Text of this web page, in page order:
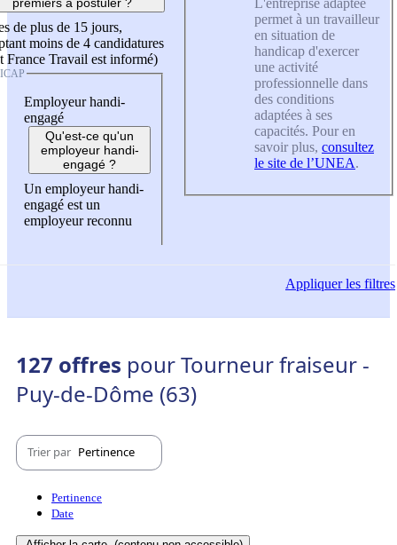
de plus de 15 jours,
moins de 4 candidatures
France Travail est informé)
Employeur handi-
engagé
Qu'est-ce qu'un
employeur handi-
engagé ?
Un employeur handi-
engagé est un
employeur reconnu
permet à un travailleur
en situation de
handicap d'exercer
une activité
professionnelle dans
des conditions
adaptées à ses
capacités. Pour en
savoir plus, consultez
le site de l’UNEA.
Appliquerles filtres
127 offres pour Tourneur fraiseur -
Puy-de-Dôme (63)
Trier par Pertinence
Pertinence
Date